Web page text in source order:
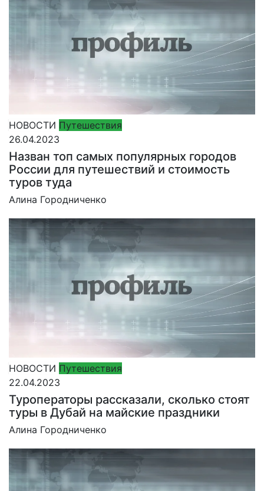
НОВОСТИ Путешествия
26.04.2023
Назван топ самых популярных городов
России для путешествий и стоимость
туров туда
Алина Городниченко
НОВОСТИ Путешествия
22.04.2023
Туроператоры рассказали, сколько стоят
туры в Дубай на майские праздники
Алина Городниченко